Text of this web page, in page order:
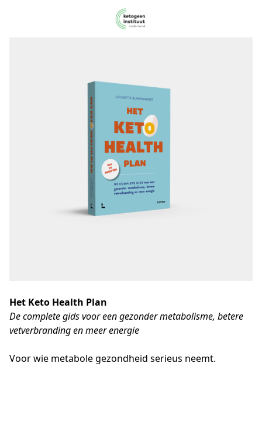
Het Keto Health Plan
De complete gids voor een gezonder metabolisme, betere
vetverbranding en meer energie
Voor wie metabole gezondheid serieus neemt.